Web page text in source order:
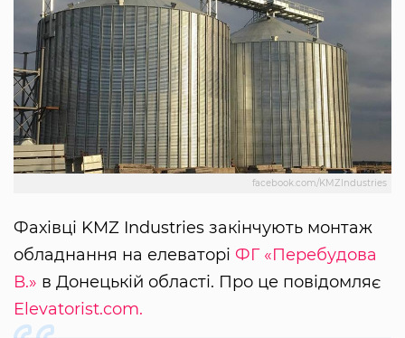
facebook.com/KMZIndustries
Фахівці KMZ Industries закінчують монтаж
обладнання на елеваторі ФГ «Перебудова
В.» в Донецькій області. Про це повідомляє
Elevatorist.com.